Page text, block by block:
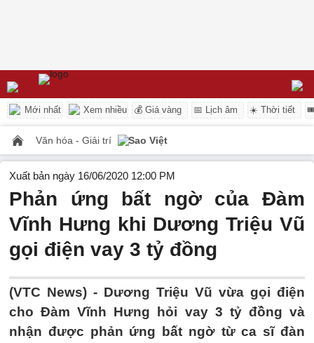
Mới nhất Xem nhiều 💰 Giá vàng 📅 Lịch âm ☀️ Thời tiết
Văn hóa - Giải trí Sao Việt
Xuất bản ngày 16/06/2020 12:00 PM
Phản ứng bất ngờ của Đàm
Vĩnh Hưng khi Dương Triệu Vũ
gọi điện vay 3 tỷ đồng
(VTC News) - Dương Triệu Vũ vừa gọi điện
cho Đàm Vĩnh Hưng hỏi vay 3 tỷ đồng và
nhận được phản ứng bất ngờ từ ca sĩ đàn